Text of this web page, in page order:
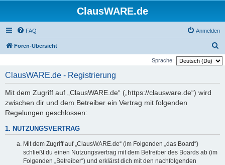
ClausWARE.de
FAQ Anmelden
Foren-Übersicht
u
Sprache:
ClausWARE.de - Registrierung
Mit dem Zugriff auf „ClausWARE.de“ („https://clausware.de“) wird
zwischen dir und dem Betreiber ein Vertrag mit folgenden
Regelungen geschlossen:
1. NUTZUNGSVERTRAG
Mit dem Zugriff auf „ClausWARE.de“ (im Folgenden „das Board“)
schließt du einen Nutzungsvertrag mit dem Betreiber des Boards ab (im
Folgenden „Betreiber“) und erklärst dich mit den nachfolgenden